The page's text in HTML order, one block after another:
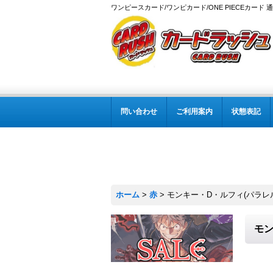
ワンピースカード/ワンピカード/ONE PIECEカード
問い合わせ ご利用案内 状態表記
ホーム > 赤 > モンキー・D・ルフィ(パラ
モ